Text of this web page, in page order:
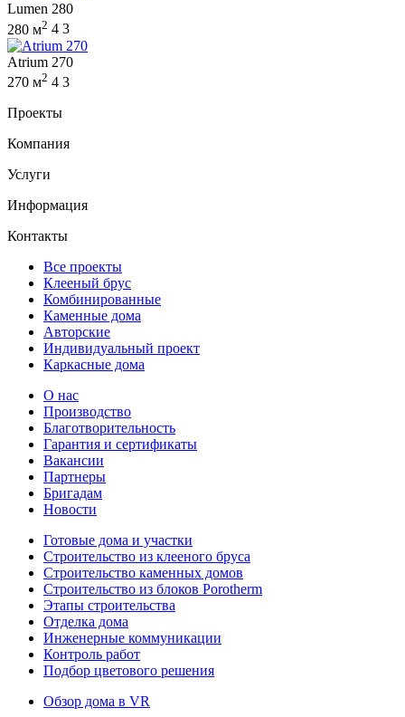
Lumen 280
280 м2 4 3
Atrium 270
270 м2 4 3
Проекты
Компания
Услуги
Информация
Контакты
Все проекты
Клееный брус
Комбинированные
Каменные дома
Авторские
Индивидуальный проект
Каркасные дома
О нас
Производство
Благотворительность
Гарантия и сертификаты
Вакансии
Партнеры
Бригадам
Новости
Готовые дома и участки
Строительство из клееного бруса
Строительство каменных домов
Строительство из блоков Porotherm
Этапы строительства
Отделка дома
Инженерные коммуникации
Контроль работ
Подбор цветового решения
Обзор дома в VR